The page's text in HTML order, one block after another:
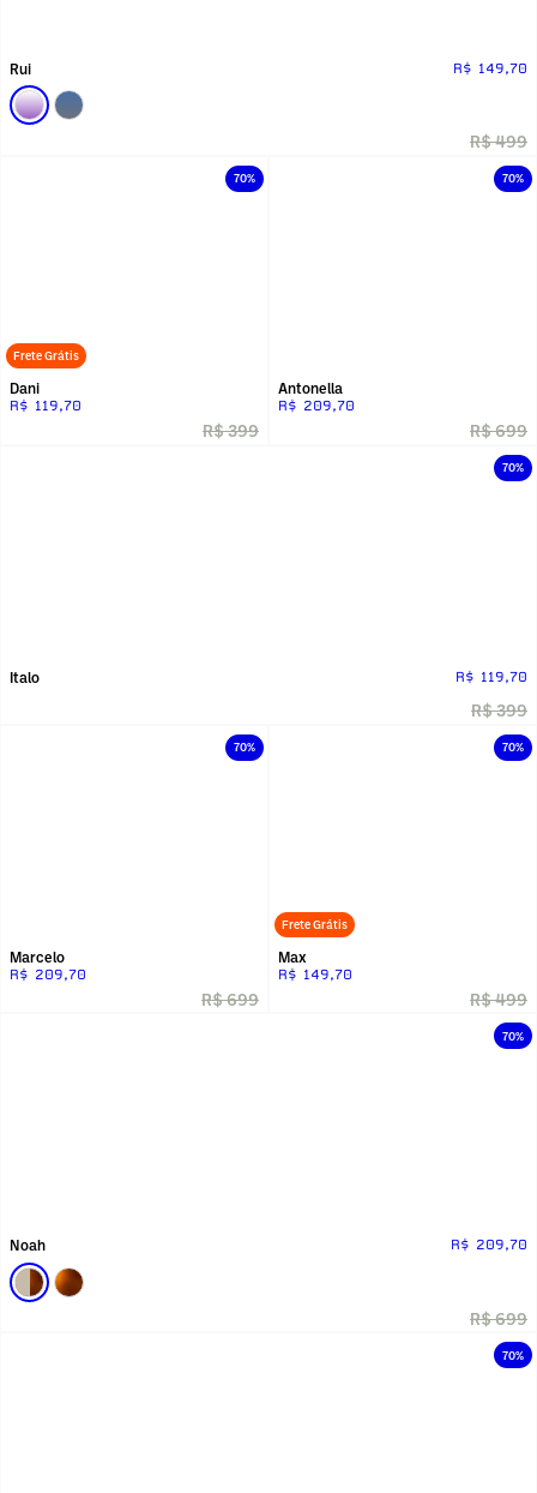
Rui R$ 149,70
R$ 499
70%
Frete Grátis
Dani
R$ 119,70
R$ 399
70%
Italo R$ 119,70
R$ 399
70%
Antonella
R$ 209,70
R$ 699
70%
Marcelo
R$ 209,70
R$ 699
70%
Noah R$ 209,70
R$ 699
70%
70%
Frete Grátis
Max
R$ 149,70
R$ 499